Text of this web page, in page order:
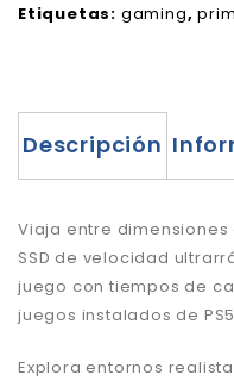
Etiquetas: gaming,
Descripción
Viaja entre
SSD de velocidad
juego con tiempos de
juegos instalados de
Explora entornos